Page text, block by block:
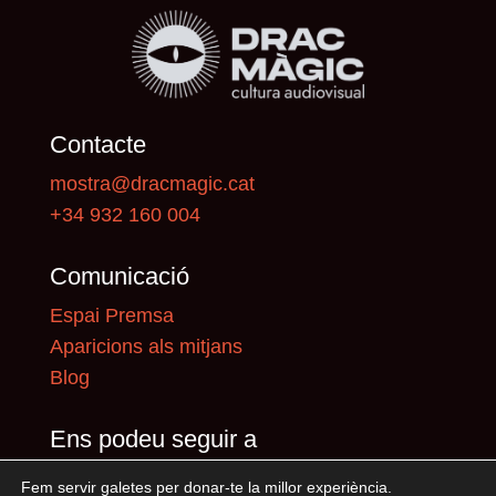
Contacte
mostra@dracmagic.cat
+34 932 160 004
Comunicació
Espai Premsa
Aparicions als mitjans
Blog
Ens podeu seguir a
Fem servir galetes per donar-te la millor experiència.